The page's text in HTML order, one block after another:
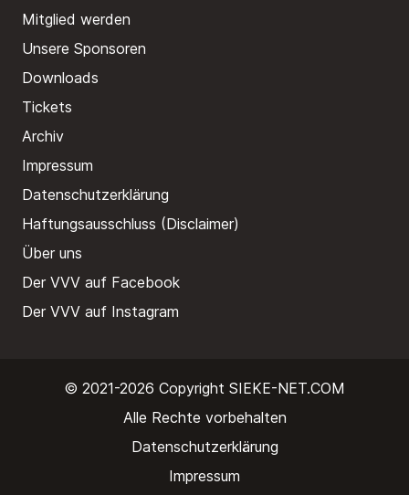
Mitglied werden
Unsere Sponsoren
Downloads
Tickets
Archiv
Impressum
Datenschutzerklärung
Haftungsausschluss (Disclaimer)
Über uns
Der VVV auf Facebook
Der VVV auf Instagram
© 2021-2026 Copyright SIEKE-NET.COM
Alle Rechte vorbehalten
Datenschutzerklärung
Impressum